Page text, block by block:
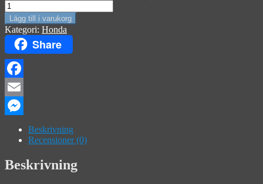
Lägg till i varukorg
Kategori: Honda
Share
Facebook
Email
Messenger
Beskrivning
Recensioner (0)
Beskrivning